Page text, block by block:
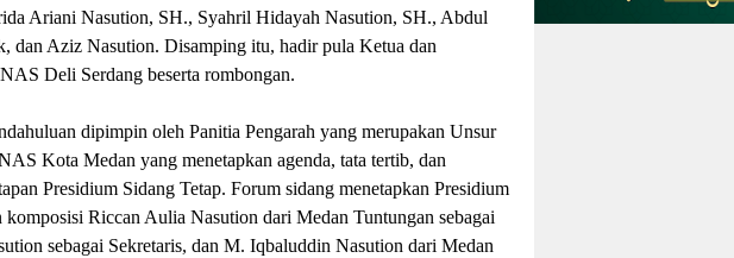
Ariani Nasution, SH., Syahril Hidayah Nasution, SH., Abdul
dan Aziz Nasution. Disamping itu, hadir pula Ketua dan
Deli Serdang beserta rombongan.
dipimpin oleh Panitia Pengarah yang merupakan Unsur
Kota Medan yang menetapkan agenda, tata tertib, dan
Presidium Sidang Tetap. Forum sidang menetapkan Presidium
komposisi Riccan Aulia Nasution dari Medan Tuntungan sebagai
sebagai Sekretaris, dan M. Iqbaluddin Nasution dari Medan